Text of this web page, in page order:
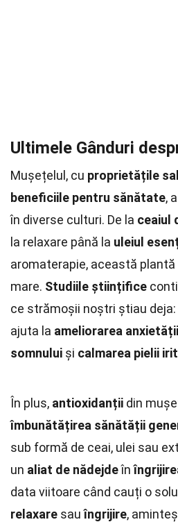
Ultimele Gânduri
Mușețelul, cu proprietățile
beneficiile pentru sănătate,
în diverse culturi. De la ceaiul
la relaxare până la uleiul
aromaterapie, această
mare. Studiile științifice
ce strămoșii noștri știau
ajuta la ameliorarea anxietății
somnului și calmarea pielii
În plus, antioxidanții din
îmbunătățirea sănătății
sub formă de ceai, ulei sau
un aliat de nădejdeîn
data viitoare când cauți o
relaxare sauîngrijire,